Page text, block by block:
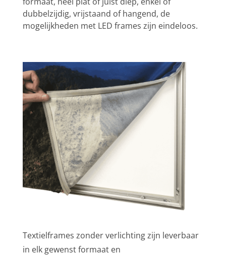
dubbelzijdig, vrijstaand of hangend, de
mogelijkheden met LED frames zijn eindeloos.
Textielframes zonder verlichting zijn leverbaar
in elk gewenst formaat en